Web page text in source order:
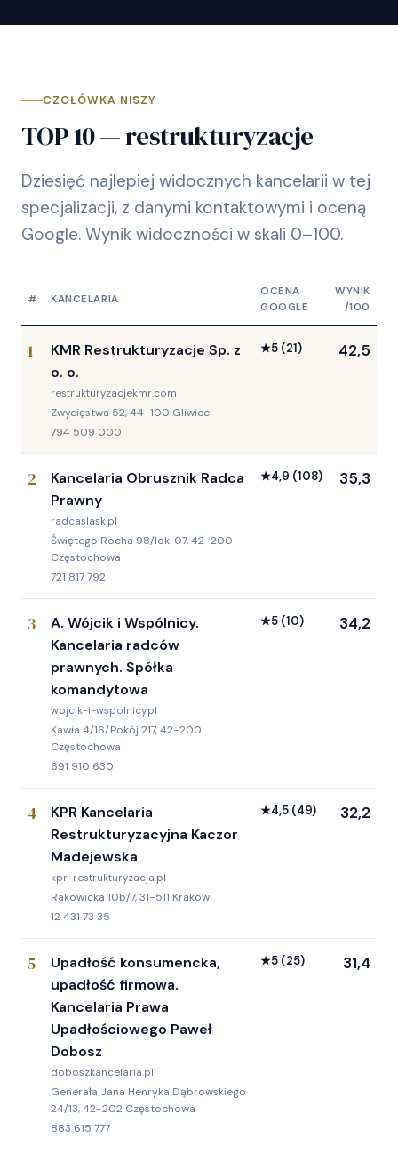
CZOŁÓWKA NISZY
TOP 10 — restrukturyzacje
Dziesięć najlepiej widocznych kancelarii w tej
specjalizacji, z danymi kontaktowymi i oceną
Google. Wynik widoczności w skali 0–100.
# KANCELARIA
OCENA
GOOGLE
WYNIK
/100
1
KMR Restrukturyzacje Sp. z
o. o.
restrukturyzacjekmr.com
Zwycięstwa 52, 44-100 Gliwice
794 509 000
★5 (21) 42,5
2
Kancelaria Obrusznik Radca
Prawny
radcaslask.pl
Świętego Rocha 98/lok. 07, 42-200
Częstochowa
721 817 792
★4,9 (108) 35,3
3
A. Wójcik i Wspólnicy.
Kancelaria radców
prawnych. Spółka
komandytowa
wojcik-i-wspolnicy.pl
Kawia 4/16/Pokój 217, 42-200
Częstochowa
691 910 630
★5 (10) 34,2
4
KPR Kancelaria
Restrukturyzacyjna Kaczor
Madejewska
kpr-restrukturyzacja.pl
Rakowicka 10b/7, 31-511 Kraków
12 431 73 35
★4,5 (49) 32,2
5
Upadłość konsumencka,
upadłość firmowa.
Kancelaria Prawa
Upadłościowego Paweł
Dobosz
doboszkancelaria.pl
Generała Jana Henryka Dąbrowskiego
24/13, 42-202 Częstochowa
883 615 777
★5 (25) 31,4